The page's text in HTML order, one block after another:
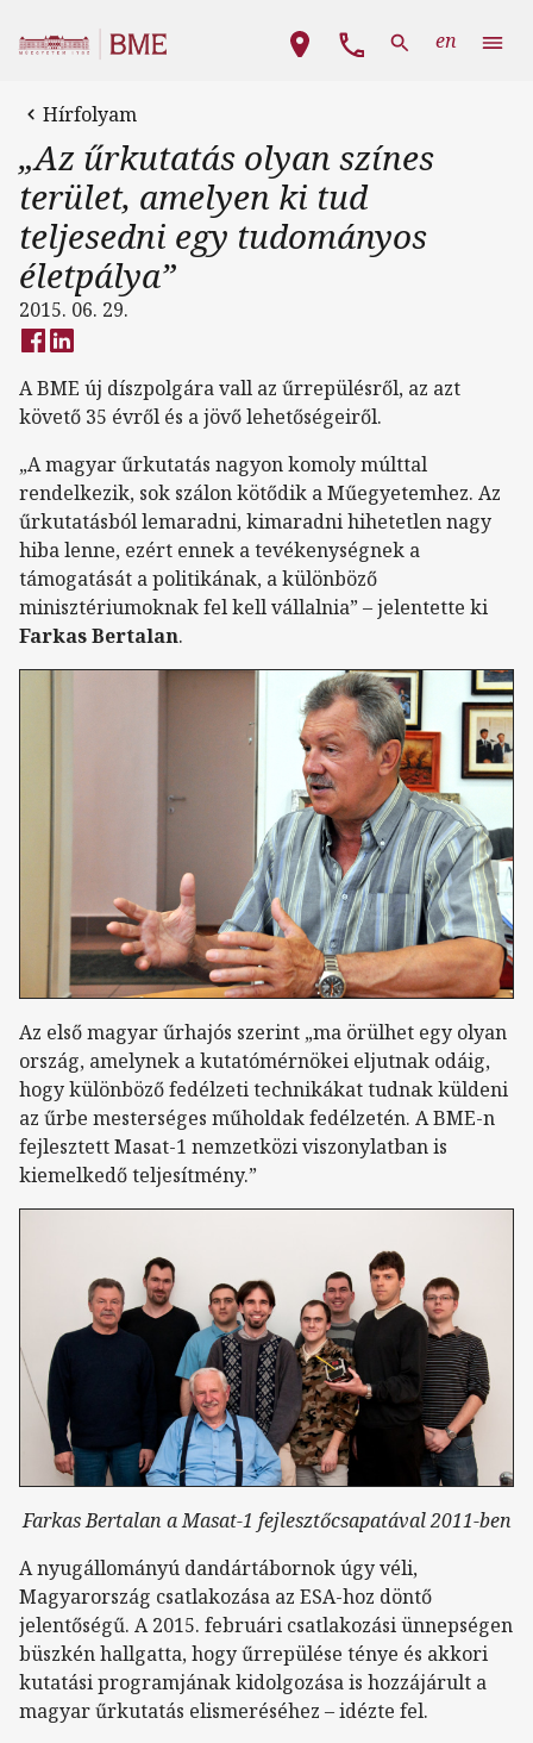
Fő navigáció
en
Hírfolyam
„Az űrkutatás olyan színes
terület, amelyen ki tud
teljesedni egy tudományos
életpálya”
2015. 06. 29.
A BME új díszpolgára vall az űrrepülésről, az azt
követő 35 évről és a jövő lehetőségeiről.
„A magyar űrkutatás nagyon komoly múlttal
rendelkezik, sok szálon kötődik a Műegyetemhez. Az
űrkutatásból lemaradni, kimaradni hihetetlen nagy
hiba lenne, ezért ennek a tevékenységnek a
támogatását a politikának, a különböző
minisztériumoknak fel kell vállalnia” – jelentette ki
Farkas Bertalan.
Az első magyar űrhajós szerint „ma örülhet egy olyan
ország, amelynek a kutatómérnökei eljutnak odáig,
hogy különböző fedélzeti technikákat tudnak küldeni
az űrbe mesterséges műholdak fedélzetén. A BME-n
fejlesztett Masat-1 nemzetközi viszonylatban is
kiemelkedő teljesítmény.”
Farkas Bertalan a Masat-1 fejlesztőcsapatával2011-ben
A nyugállományú dandártábornok úgy véli,
Magyarország csatlakozása az ESA-hoz döntő
jelentőségű. A 2015. februári csatlakozási ünnepségen
büszkén hallgatta, hogy űrrepülése ténye és akkori
kutatási programjának kidolgozása is hozzájárult a
magyar űrkutatás elismeréséhez – idézte fel.